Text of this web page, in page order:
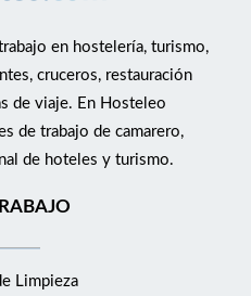
en hostelería, turismo,
cruceros, restauración
de viaje. En Hosteleo
de trabajo de camarero,
de hoteles y turismo.
Limpieza